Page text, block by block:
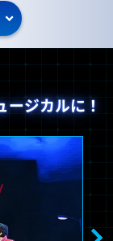
ージカルに！